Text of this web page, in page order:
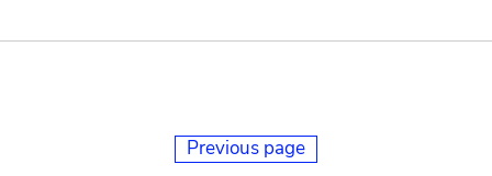
Previous page